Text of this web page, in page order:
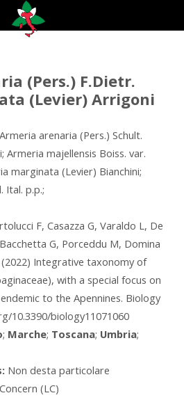
(Pers.) F.Dietr.
(Levier) Arrigoni
Armeria arenaria (Pers.) Schult.
Armeria majellensis Boiss. var.
marginata (Levier) Bianchini;
Ital. p.p.;
F, Casazza G, Varaldo L, De
G, Porceddu M, Domina
(2022) Integrative taxonomy of
with a special focus on
to the Apennines. Biology
10.3390/biology11071060
; Marche; Toscana; Umbria;
Non desta particolare
(LC)